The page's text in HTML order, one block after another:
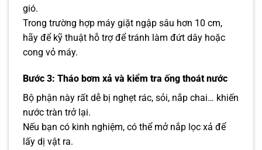
gió.
Trong trường hợp máy giặt ngập sâu hơn 10 cm,
hãy để kỹ thuật hỗ trợ để tránh làm đứt dây hoặc
cong vỏ máy.
Bước 3: Tháo bơm xả và kiểm tra ống thoát nước
Bộ phận này rất dễ bị nghẹt rác, sỏi, nắp chai… khiến
nước tràn trở lại.
Nếu bạn có kinh nghiệm, có thể mở nắp lọc xả để
lấy dị vật ra.